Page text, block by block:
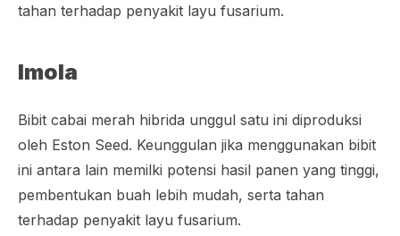
tahan terhadap penyakit layu fusarium.
Imola
Bibit cabai merah hibrida unggul satu ini diproduksi
oleh Eston Seed. Keunggulan jika menggunakan bibit
ini antara lain memilki potensi hasil panen yang tinggi,
pembentukan buah lebih mudah, serta tahan
terhadap penyakit layu fusarium.